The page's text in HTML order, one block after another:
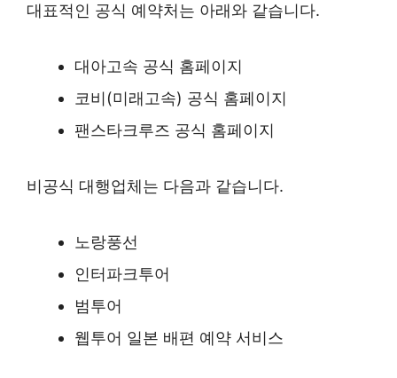
대표적인 공식 예약처는 아래와 같습니다.
대아고속 공식 홈페이지
코비(미래고속) 공식 홈페이지
팬스타크루즈 공식 홈페이지
비공식 대행업체는 다음과 같습니다.
노랑풍선
인터파크투어
범투어
웹투어 일본 배편 예약 서비스